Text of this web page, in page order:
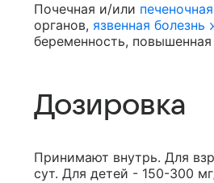
Почечная и/или
органов, язвенная
беременность,
Дозировка
Принимают внутрь. Для
сут. Для детей - 150-300